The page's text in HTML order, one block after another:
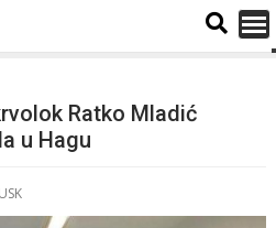
Ratko Mladić
u Hagu